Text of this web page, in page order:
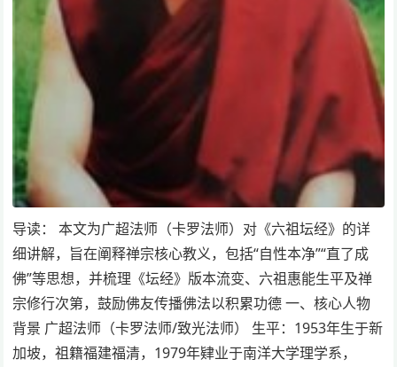
导读： 本文为广超法师（卡罗法师）对《六祖坛经》的详
细讲解，旨在阐释禅宗核心教义，包括“自性本净”“直了成
佛”等思想，并梳理《坛经》版本流变、六祖惠能生平及禅
宗修行次第，鼓励佛友传播佛法以积累功德 一、核心人物
背景 广超法师（卡罗法师/致光法师） 生平：1953年生于新
加坡，祖籍福建福清，1979年肄业于南洋大学理学系，